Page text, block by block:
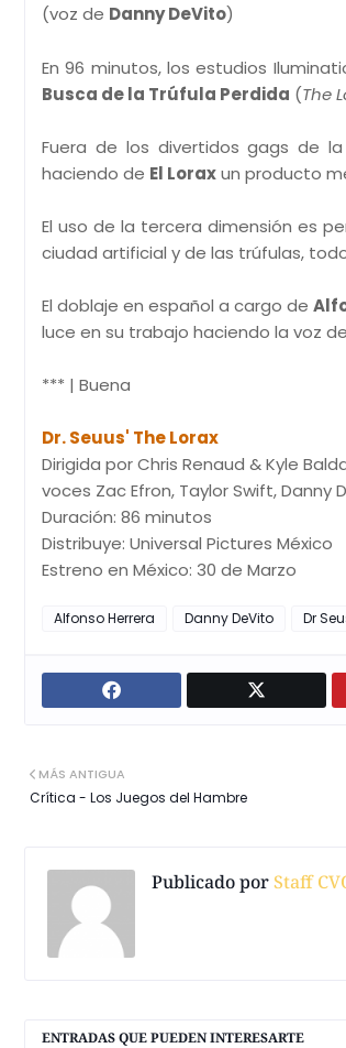
(voz de Danny DeVito)
En 96 minutos, los estudios
Busca de la Trúfula Perdida (The
Fuera de los divertidos gags de
haciendo de El Loraxun producto
El uso de la tercera dimensión es
ciudad artificial y de las trúfulas,
El doblaje en español a cargo de
luce en su trabajo haciendo la voz
*** | Buena
Dr. Seuus' The Lorax
Dirigida por Chris Renaud & Kyle
voces Zac Efron, Taylor Swift, Danny
Duración: 86 minutos
Distribuye: Universal Pictures México
Estreno en México: 30 de Marzo
Alfonso Herrera Danny DeVito Dr
MÁS ANTIGUA
Crítica - Los Juegos del Hambre
Publicado porStaff
ENTRADAS QUE PUEDEN INTERESARTE